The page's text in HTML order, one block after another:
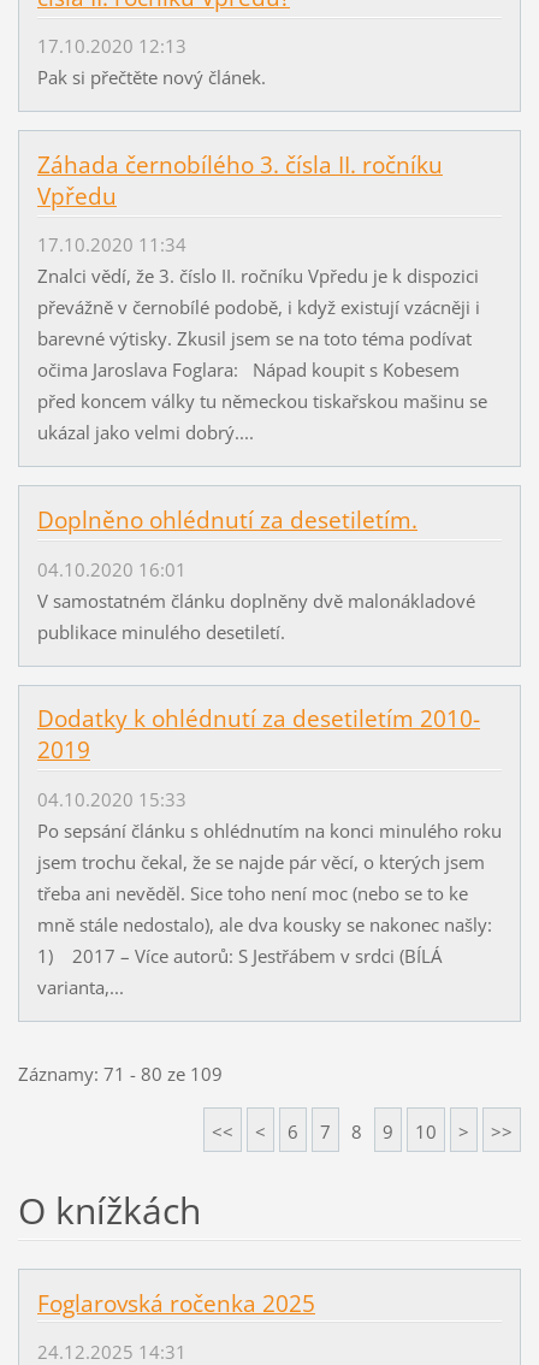
17.10.2020 12:13
Pak si přečtěte nový článek.
Záhada černobílého 3. čísla II. ročníku
Vpředu
17.10.2020 11:34
Znalci vědí, že 3. číslo II. ročníku Vpředu je k dispozici
převážně v černobílé podobě, i když existují vzácněji i
barevné výtisky. Zkusil jsem se na toto téma podívat
očima Jaroslava Foglara: Nápad koupit s Kobesem
před koncem války tu německou tiskařskou mašinu se
ukázal jako velmi dobrý....
Doplněno ohlédnutí za desetiletím.
04.10.2020 16:01
V samostatném článku doplněny dvě malonákladové
publikace minulého desetiletí.
Dodatky k ohlédnutí za desetiletím 2010-
2019
04.10.2020 15:33
Po sepsání článku s ohlédnutím na konci minulého roku
jsem trochu čekal, že se najde pár věcí, o kterých jsem
třeba ani nevěděl. Sice toho není moc (nebo se to ke
mně stále nedostalo), ale dva kousky se nakonec našly:
1) 2017 – Více autorů: S Jestřábem v srdci (BÍLÁ
varianta,...
Záznamy: 71 - 80 ze 109
<< < 6 7 8 9 10 > >>
O knížkách
Foglarovská ročenka 2025
24.12.2025 14:31